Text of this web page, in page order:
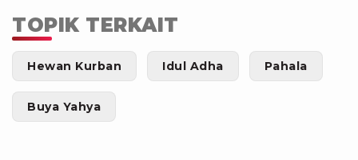
TOPIK TERKAIT
Hewan Kurban Idul Adha Pahala
Buya Yahya